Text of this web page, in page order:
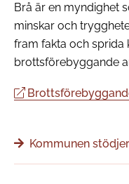
Brå är en myndighet
minskar och
fram fakta och
brottsförebyggande
Kommunen